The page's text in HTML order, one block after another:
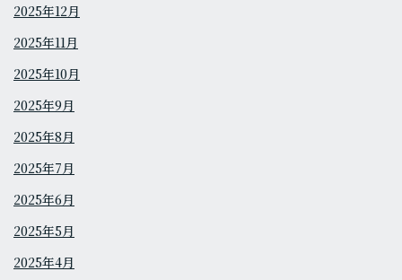
2025年12月
2025年11月
2025年10月
2025年9月
2025年8月
2025年7月
2025年6月
2025年5月
2025年4月